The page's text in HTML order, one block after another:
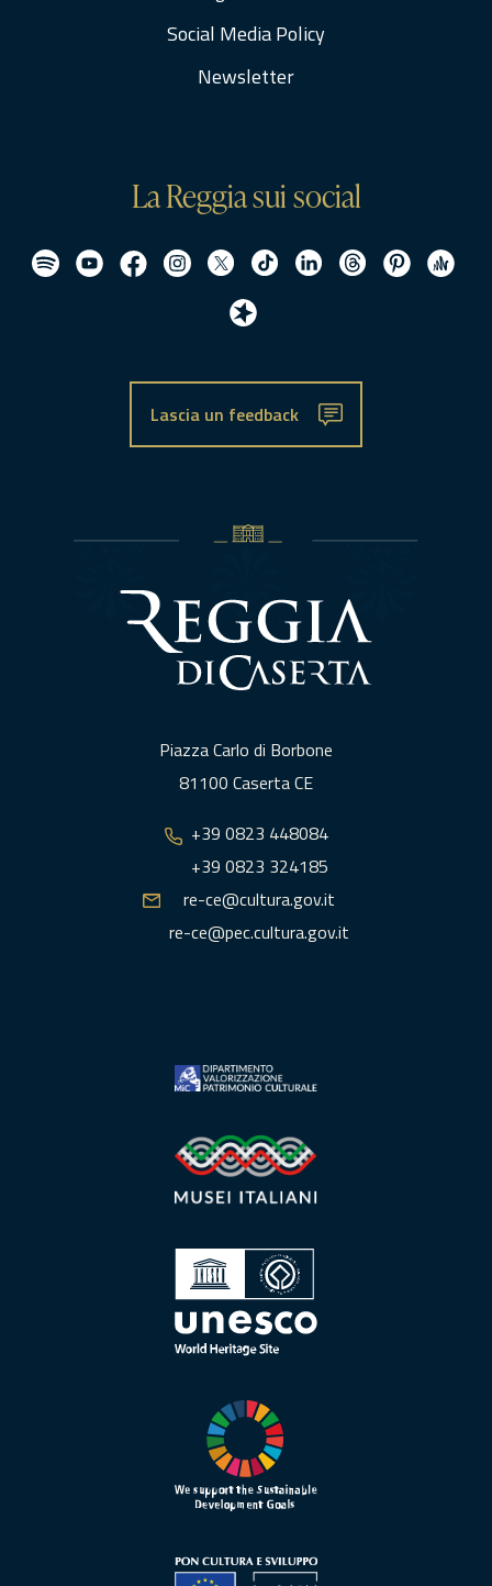
Social Media Policy
Newsletter
La Reggia sui social
Lascia un feedback
Piazza Carlo di Borbone
81100 Caserta CE
+39 0823 448084
+39 0823 324185
re-ce@cultura.gov.it
re-ce@pec.cultura.gov.it